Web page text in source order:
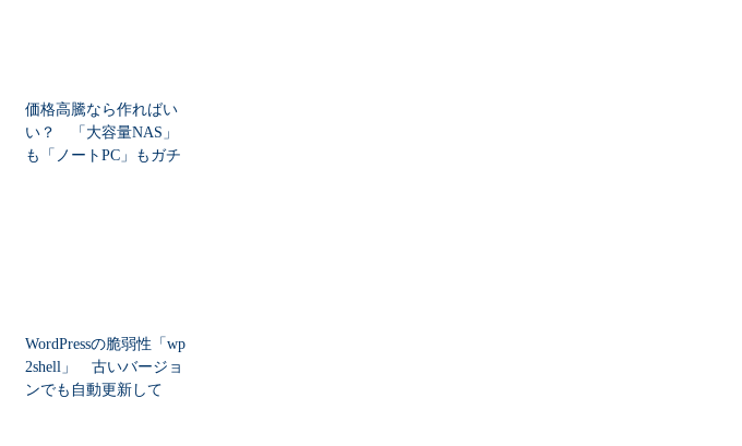
価格高騰なら作ればい
い？ 「大容量NAS」
も「ノートPC」もガチ
WordPressの脆弱性「wp
2shell」 古いバージョ
ンでも自動更新して